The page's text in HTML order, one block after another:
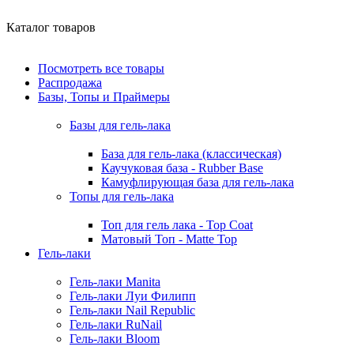
Каталог товаров
Посмотреть все товары
Распродажа
Базы, Топы и Праймеры
Базы для гель-лака
База для гель-лака (классическая)
Каучуковая база - Rubber Base
Камуфлирующая база для гель-лака
Топы для гель-лака
Топ для гель лака - Top Coat
Матовый Топ - Matte Top
Гель-лаки
Гель-лаки Manita
Гель-лаки Луи Филипп
Гель-лаки Nail Republic
Гель-лаки RuNail
Гель-лаки Bloom